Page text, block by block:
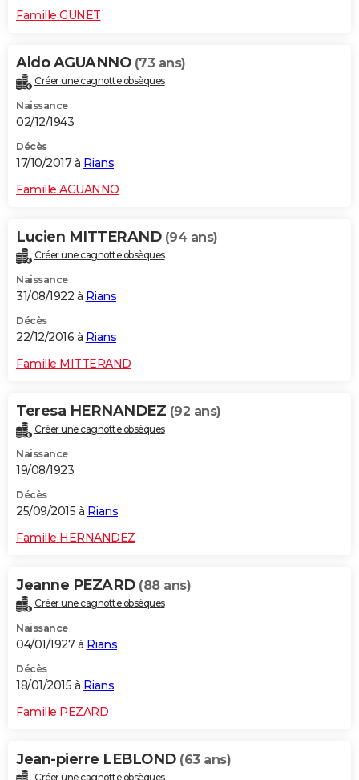
Famille GUNET
Aldo AGUANNO (73 ans)
Créer une cagnotte obsèques
Naissance
02/12/1943
Décès
17/10/2017 à Rians
Famille AGUANNO
Lucien MITTERAND (94 ans)
Créer une cagnotte obsèques
Naissance
31/08/1922 à Rians
Décès
22/12/2016 à Rians
Famille MITTERAND
Teresa HERNANDEZ (92 ans)
Créer une cagnotte obsèques
Naissance
19/08/1923
Décès
25/09/2015 à Rians
Famille HERNANDEZ
Jeanne PEZARD (88 ans)
Créer une cagnotte obsèques
Naissance
04/01/1927 à Rians
Décès
18/01/2015 à Rians
Famille PEZARD
Jean-pierre LEBLOND (63 ans)
Créer une cagnotte obsèques